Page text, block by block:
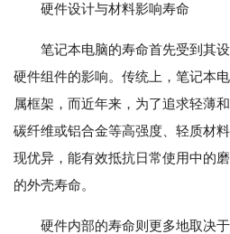
硬件设计与材料影响寿命
笔记本电脑的寿命首先受到其
硬件组件的影响。传统上，笔记本
属框架，而近年来，为了追求轻薄
碳纤维或铝合金等高强度、轻质材
现优异，能有效抵抗日常使用中的
的外壳寿命。
硬件内部的寿命则更多地取决